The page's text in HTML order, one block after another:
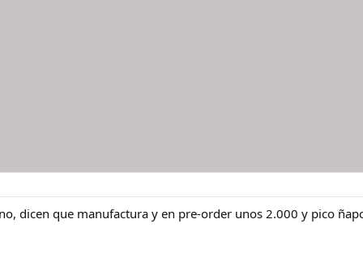
dicen que manufactura y en pre-order unos 2.000 y pico